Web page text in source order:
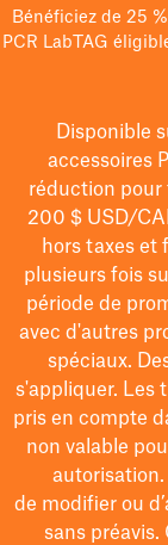
Bénéficiez de 25
PCR LabTAG
Disponible
accessoires
réduction
200 $USD/
hors taxes et
plusieurs fois
période de
avec d'autres
spéciaux.
s'appliquer. Les
pris en compte
non valable
de modifierou
sans préavis.